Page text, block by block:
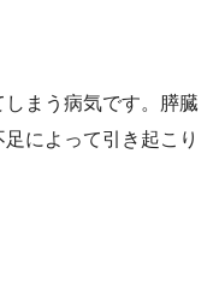
まう病気です。膵臓
によって引き起こり